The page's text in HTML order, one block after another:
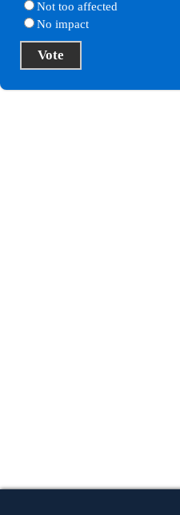
Not too affected
No impact